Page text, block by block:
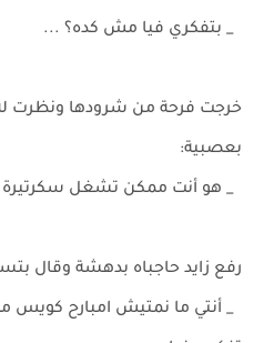
_ بتفكري فيا مش كده؟ ...
خرجت فرحة من شرودها ونظرت
بعصبية:
_ هو أنت ممكن تشغل سكرتيرة
رفع زايد حاجباه بدهشة وقال
_ أنتي ما نمتيش امبارح